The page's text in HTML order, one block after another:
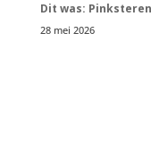
Dit was:
28 mei 2026